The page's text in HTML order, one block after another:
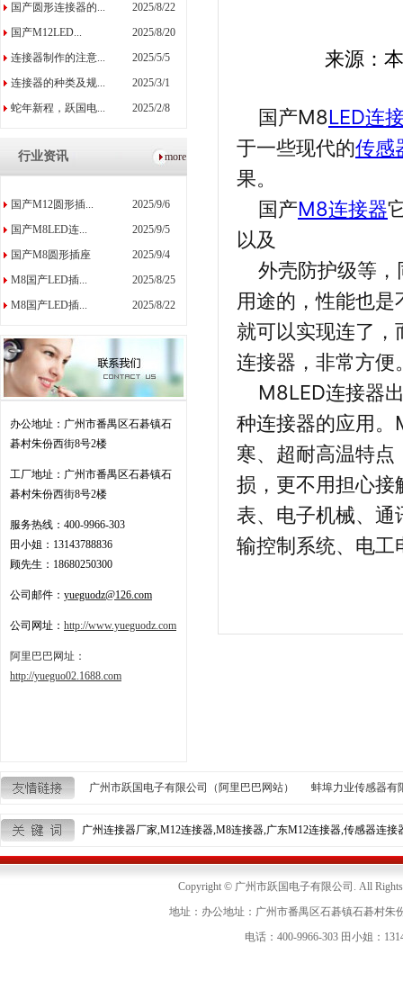
国产圆形连接器的...
2025/8/22
国产M12LED...
2025/8/20
连接器制作的注意...
2025/5/5
连接器的种类及规...
2025/3/1
蛇年新程，跃国电...
2025/2/8
行业资讯 more
国产M12圆形插...
2025/9/6
国产M8LED连...
2025/9/5
国产M8圆形插座
2025/9/4
M8国产LED插...
2025/8/25
M8国产LED插...
2025/8/22
办公地址：广州市番禺区石碁镇石
碁村朱份西街8号2楼
工厂地址： 广州市番禺区石碁镇石
碁村朱份西街8号2楼
服务热线： 400-9966-303
田小姐：13143788836
顾先生：18680250300
公司邮件： yueguodz@126.com
公司网址： http://www.yueguodz.com
阿里巴巴网址：
http://yueguo02.1688.com
来源：
国产M8LED连
于一些现代的传感
果。
国产M8连接器
以及
外壳防护级等
用途的，性能也
就可以实现连了
连接器，非常方便
M8LED连接器
种连接器的应用。
寒、超耐高温特
损，更不用担心接
表、电子机械、通
输控制系统、电工
广州市跃国电子有限公司（阿里巴巴网站） 蚌埠力业传感器有
广州连接器厂家,M12连接器,M8连接器,广东M12连接器,传感器连
Copyright © 广州市跃国电子有限公司. All
地址：办公地址：广州市番禺区石碁镇石碁村
电话：400-9966-303 田小姐：